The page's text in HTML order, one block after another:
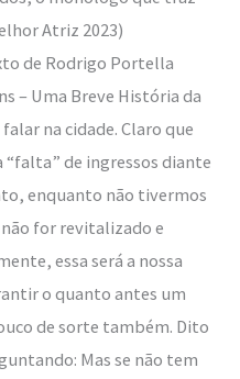
Atriz 2023)
de Rodrigo Portella
– Uma Breve História da
na cidade. Claro que
de ingressos diante
enquanto não tivermos
for revitalizado e
essa será a nossa
o quanto antes um
de sorte também. Dito
Mas se não tem